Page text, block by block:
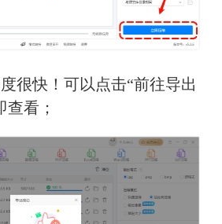
很快！可以点击“前往导出
查看；